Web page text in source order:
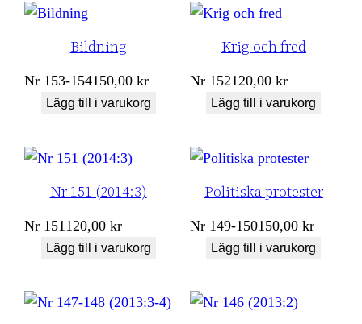
Bildning
Nr 153-154150,00kr
Lägg till i varukorg
Krig och fred
Nr 152120,00kr
Lägg till i varukorg
Nr 151 (2014:3)
Nr 151 120,00kr
Lägg till i varukorg
Politiska protester
Nr 149-150150,00kr
Lägg till i varukorg